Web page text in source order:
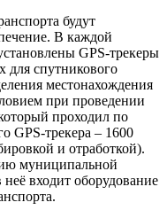
будут
В каждой
GPS-трекеры
для спутникового
местонахождения
при проведении
проходил по
GPS-трекера – 1600
и отработкой).
муниципальной
входит оборудование